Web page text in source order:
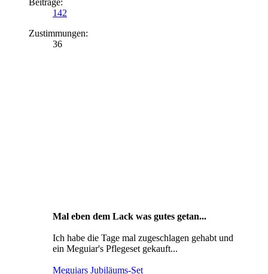
142
Zustimmungen:
36
Mal eben dem Lack was gutes getan...
Ich habe die Tage mal zugeschlagen gehabt und
ein Meguiar's Pflegeset gekauft...
Meguiars Jubiläums-Set